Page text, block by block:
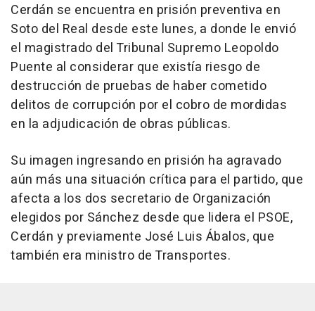
Cerdán se encuentra en prisión preventiva en
Soto del Real desde este lunes, a donde le envió
el magistrado del Tribunal Supremo Leopoldo
Puente al considerar que existía riesgo de
destrucción de pruebas de haber cometido
delitos de corrupción por el cobro de mordidas
en la adjudicación de obras públicas.
Su imagen ingresando en prisión ha agravado
aún más una situación crítica para el partido, que
afecta a los dos secretario de Organización
elegidos por Sánchez desde que lidera el PSOE,
Cerdán y previamente José Luis Ábalos, que
también era ministro de Transportes.